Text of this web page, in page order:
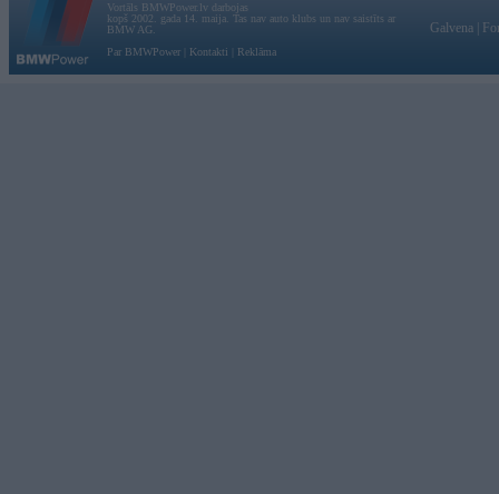
Vortāls BMWPower.lv darbojas
kopš 2002. gada 14. maija. Tas nav auto klubs un nav saistīts ar
BMW AG.
Par BMWPower
Kontakti Reklāma
Galvena